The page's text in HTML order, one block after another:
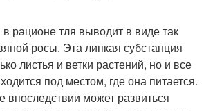
рационе тля выводит в виде так
росы. Эта липкая субстанция
листья и ветки растений, но и все
под местом, где она питается.
впоследствии может развиться